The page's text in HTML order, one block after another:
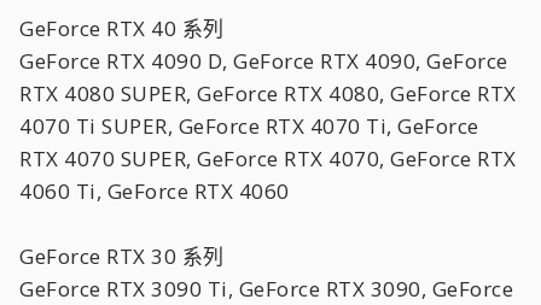
GeForce RTX 40 系列
GeForce RTX 4090 D, GeForce RTX 4090, GeForce
RTX 4080 SUPER, GeForce RTX 4080, GeForce RTX
4070 Ti SUPER, GeForce RTX 4070 Ti, GeForce
RTX 4070 SUPER, GeForce RTX 4070, GeForce RTX
4060 Ti, GeForce RTX 4060
GeForce RTX 30 系列
GeForce RTX 3090 Ti, GeForce RTX 3090, GeForce